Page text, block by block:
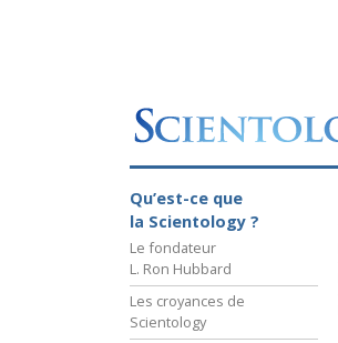
Qu’est-ce que
la Scientology ?
Le fondateur
L. Ron Hubbard
Les croyances de
Scientology